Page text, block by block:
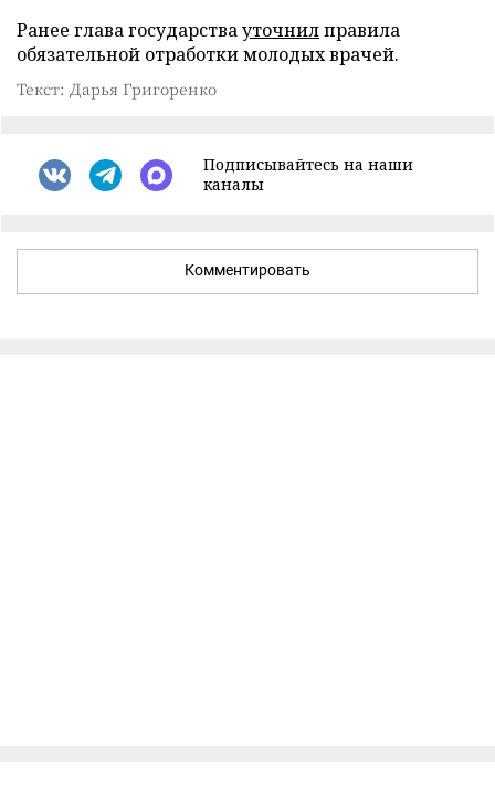
Ранее глава государствауточнилправила
обязательной отработки молодых врачей.
Текст: Дарья Григоренко
Подписывайтесь на наши
каналы
Комментировать